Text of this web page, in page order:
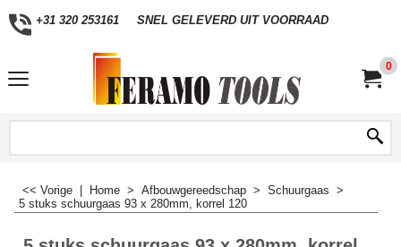
+31 320 253161 SNEL GELEVERD UIT VOORRAAD
0
<< Vorige Home > Afbouwgereedschap > Schuurgaas >
5 stuks schuurgaas 93 x 280mm, korrel 120